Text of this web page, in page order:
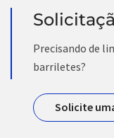
Precisando de
barriletes?
Solicite